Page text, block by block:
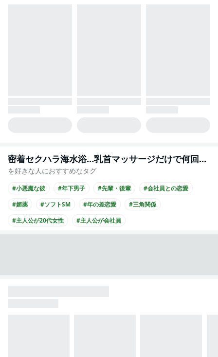
密着セクハラ海水浴…乳首マッサージだけで何回イったの？
を好きな人におすすめなタグ
#小悪魔な彼 #年下男子 #先輩・後輩
#会社員との恋愛
#媚薬
#ソフトSM #年の差恋愛
#三角関係
#主人公が20代女性
#主人公が会社員